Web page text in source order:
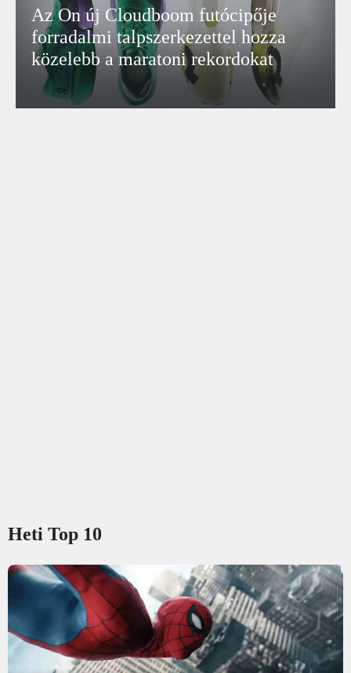
Az On új Cloudboom futócipője
forradalmi talpszerkezettel hozza
közelebb a maratoni rekordokat
Heti Top 10